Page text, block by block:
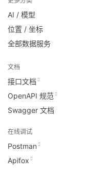
AI / 模型
位置 / 坐标
全部数据服务
文档
接口文档
OpenAPI 规范
Swagger 文档
在线调试
Postman
Apifox